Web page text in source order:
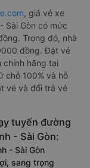
, giá vé xe
Sài Gòn có mức
Trong đó, nhà
đồng. Đặt vé
chính hãng tại
chỗ 100% và hỗ
vé và đổi trả vé
tuyến đường
- Sài Gòn:
- Sài Gòn
sang trọng